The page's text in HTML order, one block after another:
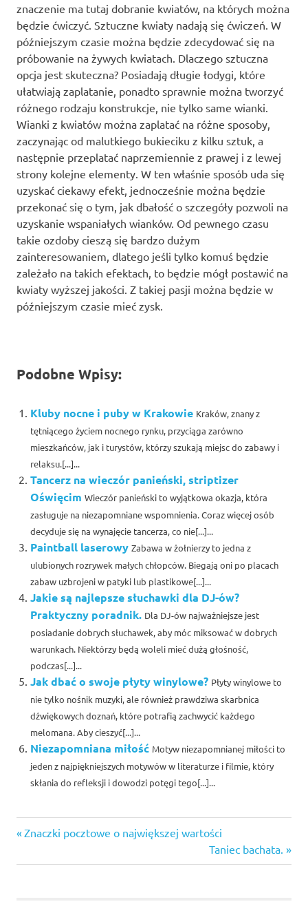
znaczenie ma tutaj dobranie kwiatów, na których można
będzie ćwiczyć. Sztuczne kwiaty nadają się ćwiczeń. W
późniejszym czasie można będzie zdecydować się na
próbowanie na żywych kwiatach. Dlaczego sztuczna
opcja jest skuteczna? Posiadają długie łodygi, które
ułatwiają zaplatanie, ponadto sprawnie można tworzyć
różnego rodzaju konstrukcje, nie tylko same wianki.
Wianki z kwiatów można zaplatać na różne sposoby,
zaczynając od malutkiego bukieciku z kilku sztuk, a
następnie przeplatać naprzemiennie z prawej i z lewej
strony kolejne elementy. W ten właśnie sposób uda się
uzyskać ciekawy efekt, jednocześnie można będzie
przekonać się o tym, jak dbałość o szczegóły pozwoli na
uzyskanie wspaniałych wianków. Od pewnego czasu
takie ozdoby cieszą się bardzo dużym
zainteresowaniem, dlatego jeśli tylko komuś będzie
zależało na takich efektach, to będzie mógł postawić na
kwiaty wyższej jakości. Z takiej pasji można będzie w
późniejszym czasie mieć zysk.
Podobne Wpisy:
Kluby nocne i puby w Krakowie Kraków, znany z
tętniącego życiem nocnego rynku, przyciąga zarówno
mieszkańców, jak i turystów, którzy szukają miejsc do zabawy i
relaksu.[...]...
Tancerz na wieczór panieński, striptizer
Oświęcim Wieczór panieński to wyjątkowa okazja, która
zasługuje na niezapomniane wspomnienia. Coraz więcej osób
decyduje się na wynajęcie tancerza, co nie[...]...
Paintball laserowy Zabawa w żołnierzy to jedna z
ulubionych rozrywek małych chłopców. Biegają oni po placach
zabaw uzbrojeni w patyki lub plastikowe[...]...
Jakie są najlepsze słuchawki dla DJ-ów?
Praktyczny poradnik. Dla DJ-ów najważniejsze jest
posiadanie dobrych słuchawek, aby móc miksować w dobrych
warunkach. Niektórzy będą woleli mieć dużą głośność,
podczas[...]...
Jak dbać o swoje płyty winylowe? Płyty winylowe to
nie tylko nośnik muzyki, ale również prawdziwa skarbnica
dźwiękowych doznań, które potrafią zachwycić każdego
melomana. Aby cieszyć[...]...
Niezapomniana miłość Motyw niezapomnianej miłości to
jeden z najpiękniejszych motywów w literaturze i filmie, który
skłania do refleksji i dowodzi potęgi tego[...]...
Nawigacja
wpisu
Previous
Znaczki pocztowe o największej wartości
Next
Post:
Taniec bachata.